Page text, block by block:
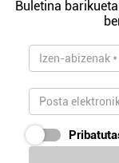
Buletina